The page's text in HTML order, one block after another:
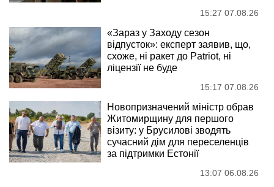
15:27 07.08.26
«Зараз у Заходу сезон
відпусток»: експерт заявив, що,
схоже, ні ракет до Patriot, ні
ліцензії не буде
15:17 07.08.26
Новопризначений міністр обрав
Житомирщину для першого
візиту: у Брусилові зводять
сучасний дім для переселенців
за підтримки Естонії
13:07 06.08.26